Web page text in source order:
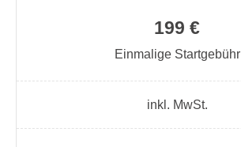
199 €
Einmalige Startgebühr
inkl. MwSt.